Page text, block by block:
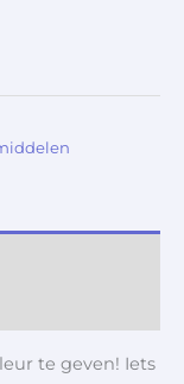
te geven! Iets